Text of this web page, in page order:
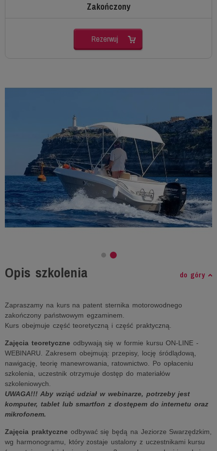
Zakończony
Rezerwuj
Opis szkolenia do góry
Zapraszamy na kurs na patent sternika motorowodnego
zakończony państwowym egzaminem.
Kurs obejmuje część teoretyczną i część praktyczną.
Zajęcia teoretyczne odbywają się w formie kursu ON-LINE -
WEBINARU. Zakresem obejmują: przepisy, locję śródlądową,
nawigację, teorię manewrowania, ratownictwo. Po opłaceniu
szkolenia, uczestnik otrzymuje dostęp do materiałów
szkoleniowych.
UWAGA!!! Aby wziąć udział w webinarze, potrzeby jest
komputer, tablet lub smartfon z dostępem do internetu oraz
mikrofonem.
Zajęcia praktyczne odbywać się będą na Jeziorze Swarzędzkim,
wg harmonogramu, który zostaje ustalony z uczestnikami kursu